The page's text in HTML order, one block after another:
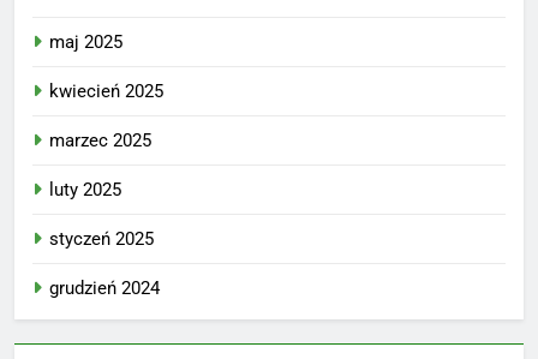
maj 2025
kwiecień 2025
marzec 2025
luty 2025
styczeń 2025
grudzień 2024